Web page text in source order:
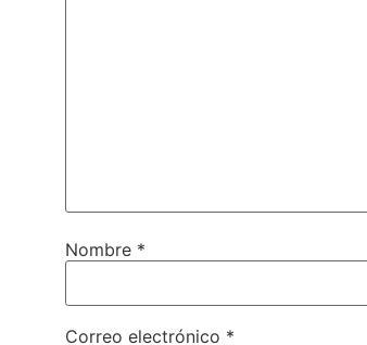
Nombre *
Correo electrónico *